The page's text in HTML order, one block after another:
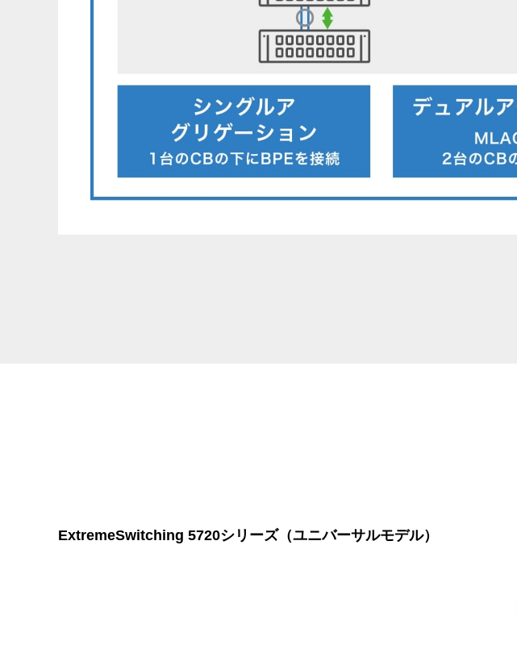
ExtremeSwitching 5720シリーズ（ユニバーサルモデル）